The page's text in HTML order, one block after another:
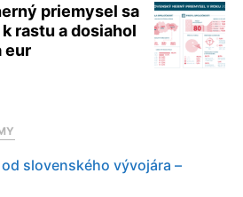
priemysel sa
rastu a dosiahol
eur
slovenského vývojára –